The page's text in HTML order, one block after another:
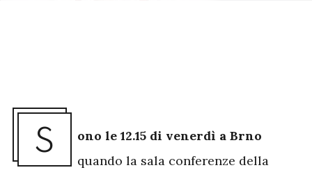
S
ono le 12.15 di venerdì a Brno
quando la sala conferenze della